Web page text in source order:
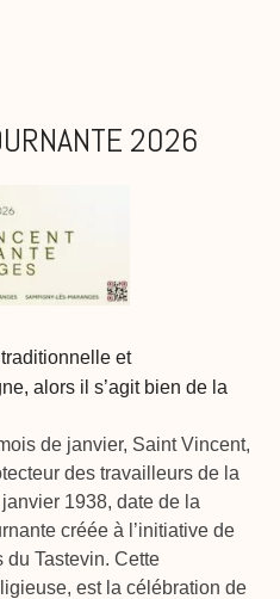
2026
et
alors il s’agit bien de la
de janvier, Saint Vincent,
des travailleurs de la
1938, date de la
créée à l’initiative de
du Tastevin. Cette
est la célébration de